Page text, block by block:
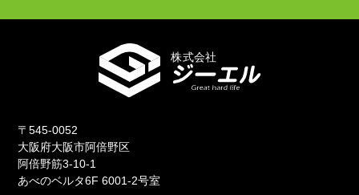
〒545-0052
大阪府大阪市阿倍野区
阿倍野筋3-10-1
あべのベルタ6F 6001-2号室